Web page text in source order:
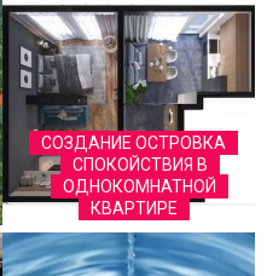
СОЗДАНИЕ ОСТРОВКА
СПОКОЙСТВИЯ В
ОДНОКОМНАТНОЙ
КВАРТИРЕ